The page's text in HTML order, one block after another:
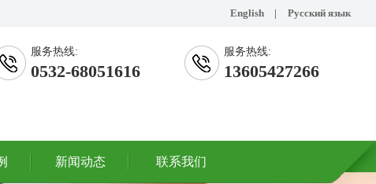
English | Русский язык
服务热线:
0532-68051616
服务热线:
13605427266
新闻动态 联系我们